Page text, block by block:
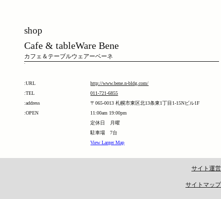
shop
Cafe & tableWare Bene
カフェ＆テーブルウェアーベーネ
-
:URL
:TEL
:address
:OPEN
http://www.bene.n-bldg.com/
011-721-6855
〒065-0013 札幌市東区北13条東1丁目1-15Nビル1F
11:00am 19:00pm
定休日 月曜
駐車場 7台
View Larger Map
サイト運営
サイトマップ